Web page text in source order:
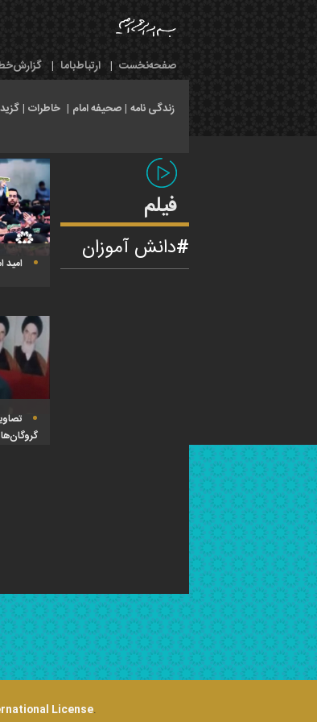
صفحه‌نخست | ارتباط‌با‌ما |
زندگی نامه |صحیفه امام | خاطرات |
فیلم
دانش آموزان امید
گروگان‌ها
License.